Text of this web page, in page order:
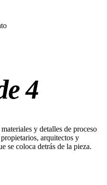
4
y detalles de proceso
arquitectos y
se coloca detrás de la pieza.